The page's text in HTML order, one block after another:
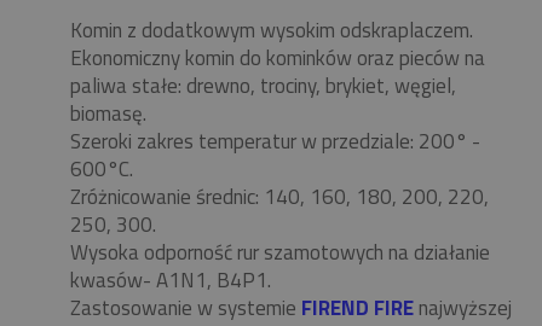
Komin z dodatkowym wysokim odskraplaczem.
Ekonomiczny komin do kominków oraz pieców na
paliwa stałe: drewno, trociny, brykiet, węgiel,
biomasę.
Szeroki zakres temperatur w przedziale: 200° -
600°C.
Zróżnicowanie średnic: 140, 160, 180, 200, 220,
250, 300.
Wysoka odporność rur szamotowych na działanie
kwasów- A1N1, B4P1.
Zastosowanie w systemie FIREND FIREnajwyższej